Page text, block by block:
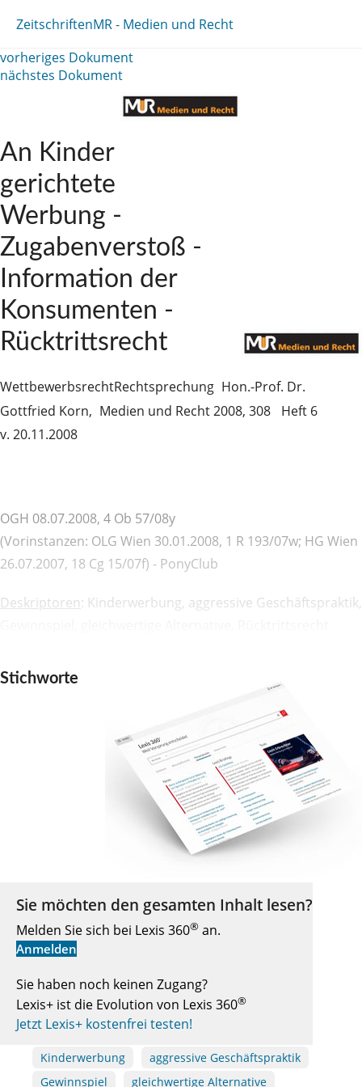
ZeitschriftenMR - Medien und Recht
vorheriges Dokument
nächstes Dokument
An Kinder
gerichtete
Werbung -
Zugabenverstoß -
Information der
Konsumenten -
Rücktrittsrecht
WettbewerbsrechtRechtsprechung Hon.-Prof. Dr.
Gottfried Korn, Medien und Recht 2008, 308
Heft 6
v. 20.11.2008
OGH 08.07.2008, 4 Ob 57/08y
(Vorinstanzen: OLG Wien 30.01.2008, 1 R 193/07w; HG Wien
26.07.2007, 18 Cg 15/07f) - PonyClub
Deskriptoren: Kinderwerbung, aggressive Geschäftspraktik,
Sie möchten den gesamten Inhalt lesen?
Melden Sie sich bei Lexis 360® an.
Anmelden
Sie haben noch keinen Zugang?
Lexis+ ist die Evolution von Lexis 360®
Jetzt Lexis+ kostenfrei testen!
Stichworte
Kinderwerbung
aggressive Geschäftspraktik
Gewinnspiel
gleichwertige Alternative